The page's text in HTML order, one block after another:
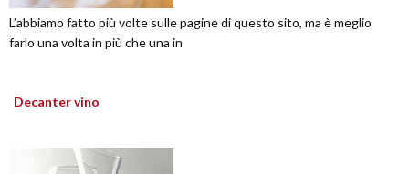
L’abbiamo fatto più volte sulle pagine di questo sito, ma è meglio
farlo una volta in più che una in
Decanter vino